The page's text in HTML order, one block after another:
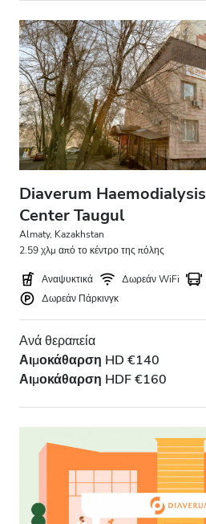
Παροχές
Αναψυκτικά
Δωρεάν WiFi
Τηλεοπτικές Οθόνες
Δωρεάν Μεταφορά
Δωρεάν Στάθμευση
Τιμή
0 - 100 EUR
100 - 200 EUR
200 - 300 EUR
300+ EUR
Βάρδιες
Πρωί
Απόγευμα
Diaverum Haemodialysis
Center Taugul
Almaty, Kazakhstan
2.59 χλμ από το κέντρο της πόλης
Αναψυκτικά Δωρεάν WiFi
Δωρεάν Πάρκινγκ
Ανά θεραπεία
Αιμοκάθαρση HD €140
Αιμοκάθαρση HDF €160